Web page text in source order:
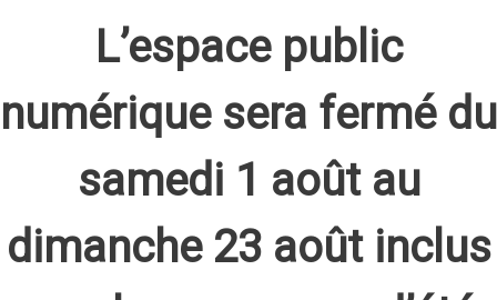
L’espace public
numérique sera fermé du
samedi 1 août au
dimanche 23 août inclus